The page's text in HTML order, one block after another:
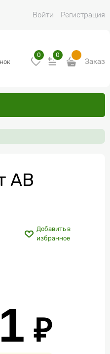
Войти
Регистрация
0 0
Заказ
АВ
Добавить в
избранное
₽